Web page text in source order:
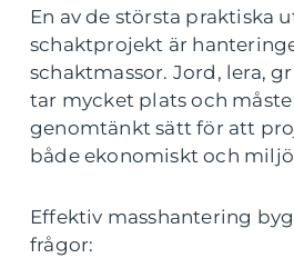
En av de största praktiska
schaktprojekt är
schaktmassor. Jord, lera,
tar mycket plats och
genomtänkt sätt för att
både ekonomiskt och
Effektiv masshantering
frågor: